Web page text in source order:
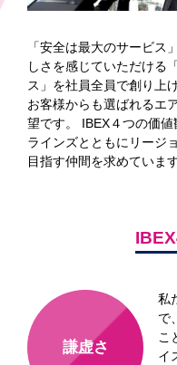
「安全は最大のサービス
しさを感じていただける
ス」を社員全員で創り上
お客様からも選ばれるエ
望です。 IBEX４つの価
ラインズとともにリージ
目指す仲間を求めています
謙虚さ
私
で
こ
イ